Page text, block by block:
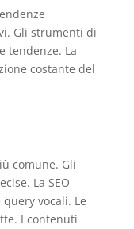
Gli strumenti di
tendenze. La
costante del
comune. Gli
La SEO
vocali. Le
I contenuti